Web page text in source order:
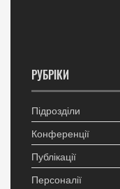
РУБРІКИ
Підрозділи
Конференції
Публікації
Персоналії